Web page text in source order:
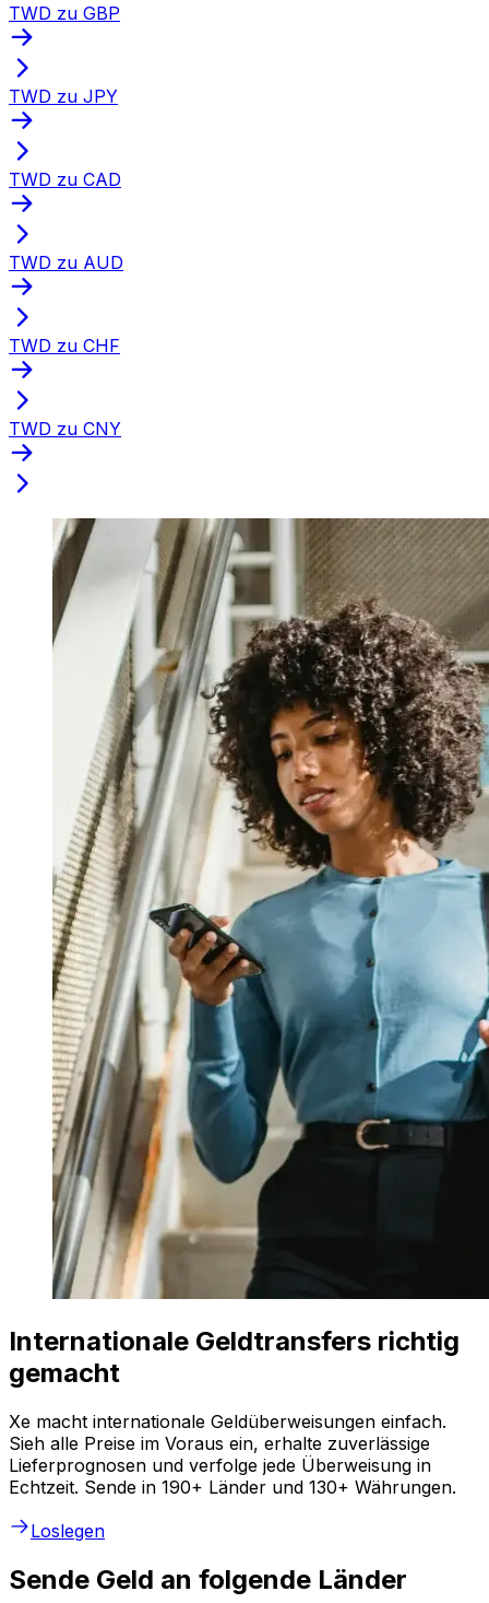
TWD zu GBP
TWD zu JPY
TWD zu CAD
TWD zu AUD
TWD zu CHF
TWD zu CNY
Internationale Geldtransfers richtig
gemacht
Xe macht internationale Geldüberweisungen einfach.
Sieh alle Preise im Voraus ein, erhalte zuverlässige
Lieferprognosen und verfolge jede Überweisung in
Echtzeit. Sende in 190+ Länder und 130+ Währungen.
Loslegen
Sende Geld an folgende Länder